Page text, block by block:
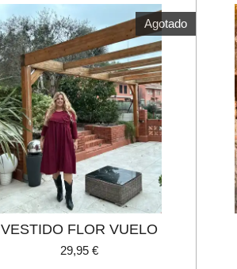
Agotado
VESTIDO FLOR VUELO
29,95 €